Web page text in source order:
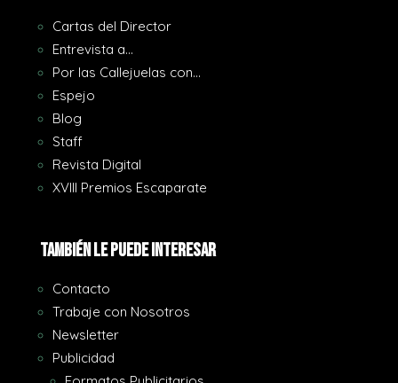
Cartas del Director
Entrevista a…
Por las Callejuelas con…
Espejo
Blog
Staff
Revista Digital
XVIII Premios Escaparate
También le puede interesar
Contacto
Trabaje con Nosotros
Newsletter
Publicidad